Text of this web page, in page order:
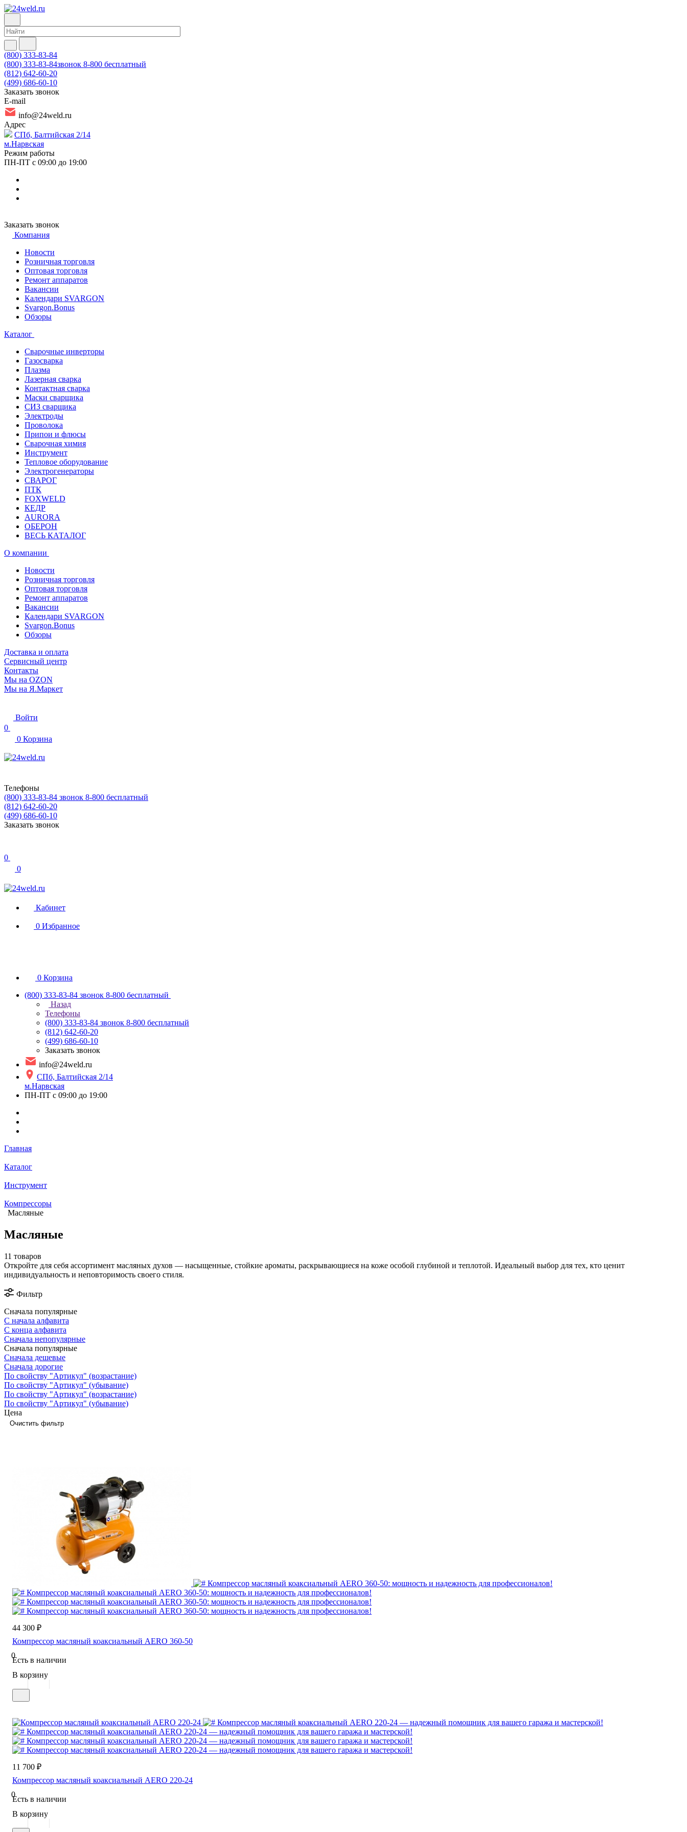
(800) 333-83-84
(800) 333-83-84звонок 8-800 бесплатный
(812) 642-60-20
(499) 686-60-10
Заказать звонок
E-mail
info@24weld.ru
Адрес
СПб, Балтийская 2/14
м.Нарвская
Режим работы
ПН-ПТ с 09:00 до 19:00
Заказать звонок
Компания
Новости
Розничная торговля
Оптовая торговля
Ремонт аппаратов
Вакансии
Календари SVARGON
Svargon.Bonus
Обзоры
Каталог
Сварочные инверторы
Газосварка
Плазма
Лазерная сварка
Контактная сварка
Маски сварщика
СИЗ сварщика
Электроды
Проволока
Припои и флюсы
Сварочная химия
Инструмент
Тепловое оборудование
Электрогенераторы
СВАРОГ
ПТК
FOXWELD
КЕДР
AURORA
ОБЕРОН
ВЕСЬ КАТАЛОГ
О компании
Новости
Розничная торговля
Оптовая торговля
Ремонт аппаратов
Вакансии
Календари SVARGON
Svargon.Bonus
Обзоры
Доставка и оплата
Сервисный центр
Контакты
Мы на OZON
Мы на Я.Маркет
Войти
0
0 Корзина
Телефоны
(800) 333-83-84 звонок 8-800 бесплатный
(812) 642-60-20
(499) 686-60-10
Заказать звонок
0
0
Кабинет
0 Избранное
0 Корзина
(800) 333-83-84 звонок 8-800 бесплатный
Назад
Телефоны
(800) 333-83-84 звонок 8-800 бесплатный
(812) 642-60-20
(499) 686-60-10
Заказать звонок
info@24weld.ru
СПб, Балтийская 2/14
м.Нарвская
ПН-ПТ с 09:00 до 19:00
Главная
Каталог
Инструмент
Компрессоры
Масляные
Масляные
11 товаров
Откройте для себя ассортимент масляных духов — насыщенные, стойкие ароматы, раскрывающиеся на коже особой глубиной и теплотой. Идеальный выбор для тех, кто ценит
индивидуальность и неповторимость своего стиля.
Фильтр
Сначала популярные
С начала алфавита
С конца алфавита
Сначала непопулярные
Сначала популярные
Сначала дешевые
Сначала дорогие
По свойству "Артикул" (возрастание)
По свойству "Артикул" (убывание)
По свойству "Артикул" (возрастание)
По свойству "Артикул" (убывание)
Цена
Очистить фильтр
44 300 ₽
Компрессор масляный коаксиальный AERO 360-50
0
Есть в наличии
В корзину
11 700 ₽
Компрессор масляный коаксиальный AERO 220-24
0
Есть в наличии
В корзину